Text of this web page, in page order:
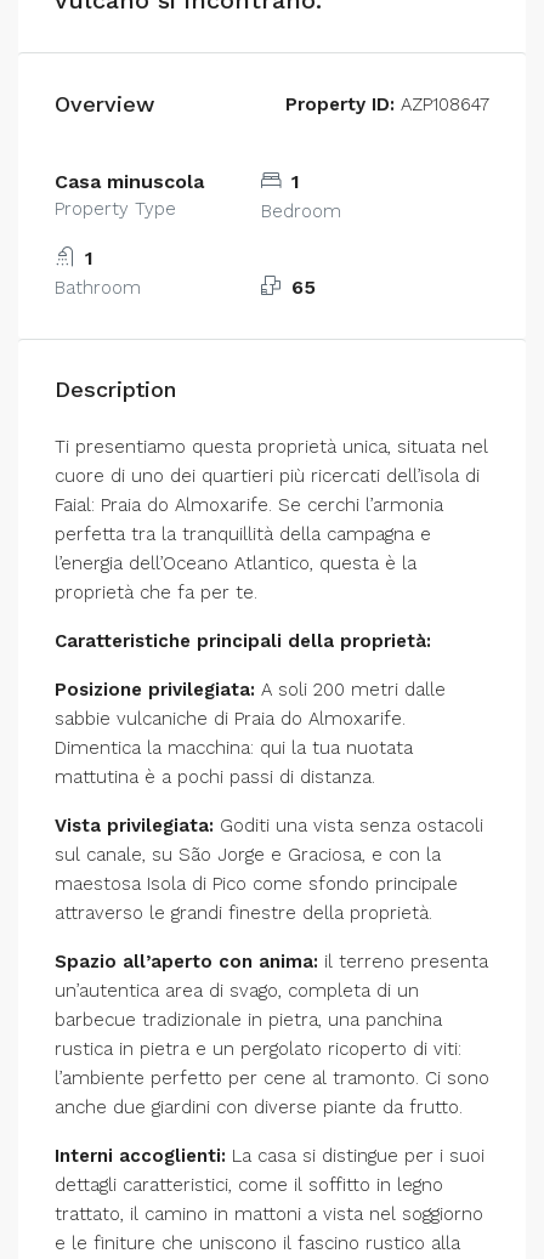
Overview Property ID: AZP108647
Casa minuscola
Property Type
1
Bedroom
1
Bathroom 65
Description
Ti presentiamo questa proprietà unica, situata nel
cuore di uno dei quartieri più ricercati dell’isola di
Faial: Praia do Almoxarife. Se cerchi l’armonia
perfetta tra la tranquillità della campagna e
l’energia dell’Oceano Atlantico, questa è la
proprietà che fa per te.
Caratteristiche principali della proprietà:
Posizione privilegiata: A soli 200 metri dalle
sabbie vulcaniche di Praia do Almoxarife.
Dimentica la macchina: qui la tua nuotata
mattutina è a pochi passi di distanza.
Vista privilegiata: Goditi una vista senza ostacoli
sul canale, su São Jorge e Graciosa, e con la
maestosa Isola di Pico come sfondo principale
attraverso le grandi finestre della proprietà.
Spazio all’aperto con anima: il terreno presenta
un’autentica area di svago, completa di un
barbecue tradizionale in pietra, una panchina
rustica in pietra e un pergolato ricoperto di viti:
l’ambiente perfetto per cene al tramonto. Ci sono
anche due giardini con diverse piante da frutto.
Interni accoglienti: La casa si distingue per i suoi
dettagli caratteristici, come il soffitto in legno
trattato, il camino in mattoni a vista nel soggiorno
e le finiture che uniscono il fascino rustico alla